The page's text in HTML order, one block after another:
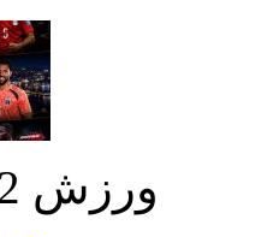
ورزش 12